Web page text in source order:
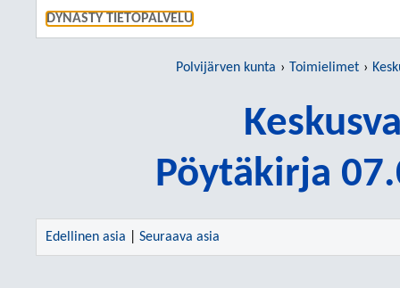
DYNASTY TIETOPALVELU
Polvijärven kunta Toimielimet
Pöytäkirja
Edellinen asia Seuraava asia